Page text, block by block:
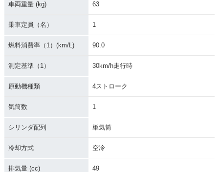
2005年 MONKEY・
2004年 MONKEY・
車両重量 (kg) 63
乗車定員（名） 1
燃料消費率（1）(km/L) 90.0
測定基準（1） 30km/h走行時
原動機種類 4ストローク
気筒数 1
シリンダ配列 単気筒
冷却方式 空冷
排気量 (cc) 49